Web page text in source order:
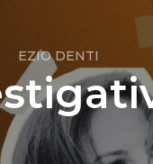
EZIO DENTI